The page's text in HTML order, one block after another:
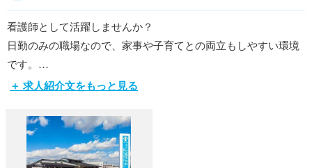
看護師として活躍しませんか？
日勤のみの職場なので、家事や子育てとの両立もしやすい環境
です。
整形外科での看護経験を活かしたい、整形外科分野でもっとス
「自分や自分の家族が患者だったら・・」との想いを大切に、
患者様にしっかり向き合った看護を提供していきましょう。
＋ 求人紹介文をもっと見る